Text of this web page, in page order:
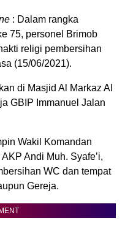
: Dalam rangka
75, personel Brimob
religi pembersihan
(15/06/2021).
di Masjid Al Markaz Al
GBIP Immanuel Jalan
Wakil Komandan
Andi Muh. Syafe’i,
WC dan tempat
Gereja.